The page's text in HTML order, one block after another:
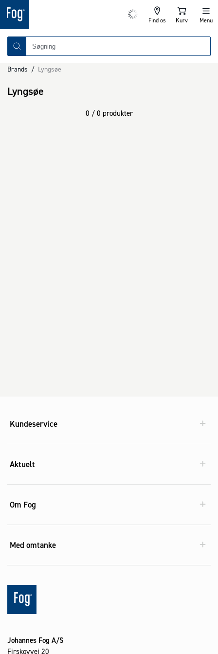
Find os Kurv Menu
Brands / Lyngsøe
Lyngsøe
0 / 0 produkter
Kundeservice
Aktuelt
Om Fog
Med omtanke
Johannes Fog A/S
Firskovvej 20